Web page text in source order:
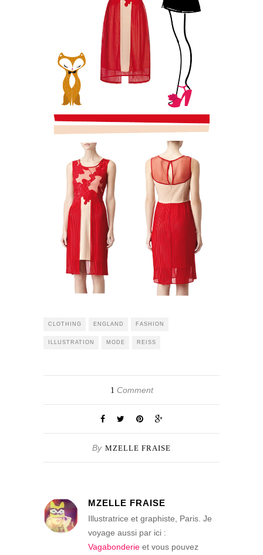
CLOTHING ENGLAND FASHION
ILLUSTRATION MODE REISS
1 Comment
By MZELLE FRAISE
MZELLE FRAISE
Illustratrice et graphiste, Paris. Je
voyage aussi par ici :
Vagabonderie et vous pouvez